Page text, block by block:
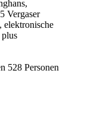
Vergaser
elektronische
528 Personen